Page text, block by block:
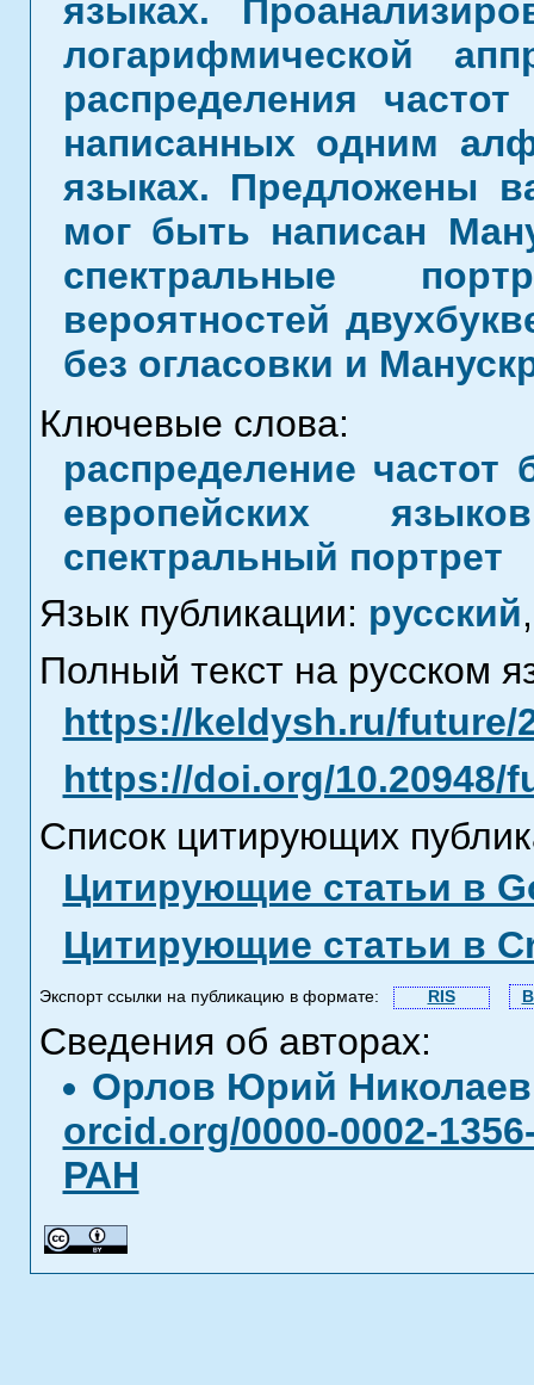
языках.
логарифмической
распределения
написанных одним
языках. Предложены
мог быть написан
спектральные
вероятностей
без огласовки и
Ключевые слова:
распределение частот
европейских
спектральный портрет
Язык публикации: русский,
Полный текст на русском
https://keldysh.ru/future/
https://doi.org/10.20948/
Список цитирующих
Цитирующие статьи в
Цитирующие статьи в
Экспорт ссылки на публикацию в формате: RIS
Сведения об авторах:
Орлов Юрий
orcid.org/0000-0002-
РАН